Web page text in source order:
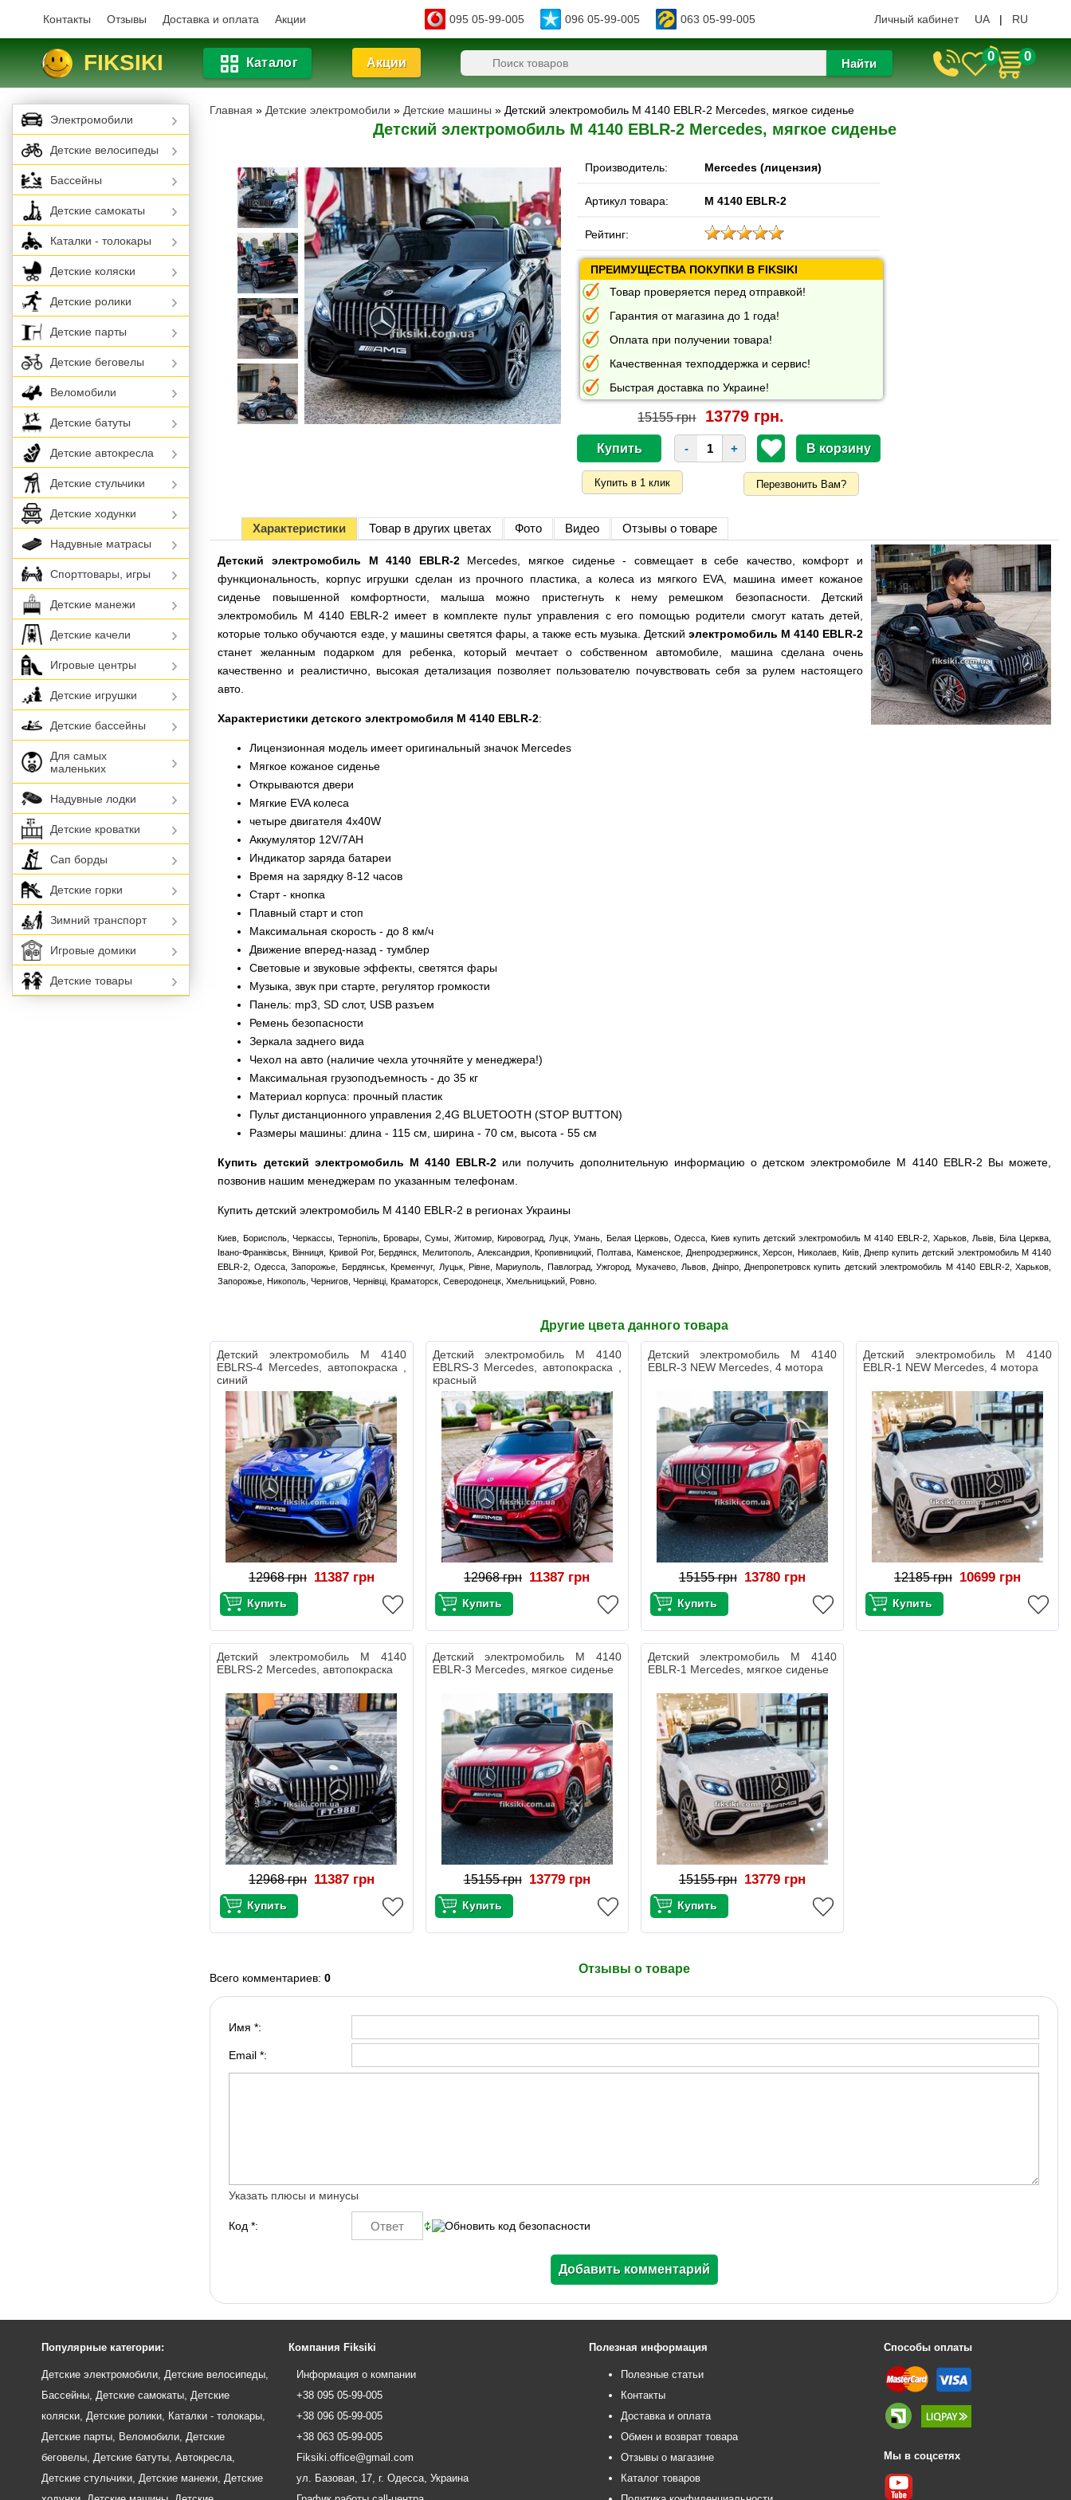
Контакты Отзывы Доставка и оплата Акции 095 05-99-005 096 05-99-005 063 05-99-005 Личный кабинет UA | RU
FIKSIKI Каталог Акции Найти 0 0
Главная » Детские электромобили » Детские машины » Детский электромобиль M 4140 EBLR-2 Mercedes, мягкое сиденье
Детский электромобиль M 4140 EBLR-2 Mercedes, мягкое сиденье
Производитель: Mercedes (лицензия)
Артикул товара: M 4140 EBLR-2
Рейтинг:
ПРЕИМУЩЕСТВА ПОКУПКИ В FIKSIKI
Товар проверяется перед отправкой!
Гарантия от магазина до 1 года!
Оплата при получении товара!
Качественная техподдержка и сервис!
Быстрая доставка по Украине!
15155 грн 13779 грн.
- +
Перезвонить Вам?
Характеристики Товар в других цветах Фото Видео Отзывы о товаре
Детский электромобиль M 4140 EBLR-2Mercedes, мягкое сиденье - совмещает в себе качество, комфорт и
функциональность, корпус игрушки сделан из прочного пластика, а колеса из мягкого EVA, машина имеет кожаное
сиденье повышенной комфортности, малыша можно пристегнуть к нему ремешком безопасности. Детский
электромобиль M 4140 EBLR-2 имеет в комплекте пульт управления с его помощью родители смогут катать детей,
которые только обучаются езде, у машины светятся фары, а также есть музыка. Детский электромобиль M 4140 EBLR-2
станет желанным подарком для ребенка, который мечтает о собственном автомобиле, машина сделана очень
качественно и реалистично, высокая детализация позволяет пользователю почувствовать себя за рулем настоящего
авто.
Характеристики детского электромобиля M 4140 EBLR-2:
Лицензионная модель имеет оригинальный значок Mercedes
Мягкое кожаное сиденье
Открываются двери
Мягкие EVA колеса
четыре двигателя 4х40W
Аккумулятор 12V/7AH
Индикатор заряда батареи
Время на зарядку 8-12 часов
Старт - кнопка
Плавный старт и стоп
Максимальная скорость - до 8 км/ч
Движение вперед-назад - тумблер
Световые и звуковые эффекты, светятся фары
Музыка, звук при старте, регулятор громкости
Панель: mp3, SD слот, USB разъем
Ремень безопасности
Зеркала заднего вида
Чехол на авто (наличие чехла уточняйте у менеджера!)
Максимальная грузоподъемность - до 35 кг
Материал корпуса: прочный пластик
Пульт дистанционного управления 2,4G BLUETOOTH (STOP BUTTON)
Размеры машины: длина - 115 см, ширина - 70 см, высота - 55 см
Купить детский электромобиль M 4140 EBLR-2 или получить дополнительную информацию о детском электромобиле M 4140 EBLR-2 Вы можете,
позвонив нашим менеджерам по указанным телефонам.
Купить детский электромобиль M 4140 EBLR-2 в регионах Украины
Киев, Борисполь, Черкассы, Тернопіль, Бровары, Сумы, Житомир, Кировоград, Луцк, Умань, Белая Церковь, Одесса, Киев купить детский электромобиль M 4140 EBLR-2, Харьков, Львів, Біла Церква,
Івано-Франківськ, Вінниця, Кривой Рог, Бердянск, Мелитополь, Александрия, Кропивницкий, Полтава, Каменское, Днепродзержинск, Херсон, Николаев, Київ, Днепр купить детский электромобиль M 4140
EBLR-2, Одесса, Запорожье, Бердянськ, Кременчуг, Луцьк, Рівне, Мариуполь, Павлоград, Ужгород, Мукачево, Львов, Дніпро, Днепропетровск купить детский электромобиль M 4140 EBLR-2, Харьков,
Запорожье, Никополь, Чернигов, Чернівці, Краматорск, Северодонецк, Хмельницький, Ровно.
Другие цвета данного товара
Детский электромобиль M 4140
EBLRS-4 Mercedes, автопокраска ,
синий
12968 грн 11387 грн
Детский электромобиль M 4140
EBLRS-3 Mercedes, автопокраска ,
красный
12968 грн 11387 грн
Детский электромобиль M 4140
EBLR-3 NEW Mercedes, 4 мотора
15155 грн 13780 грн
Детский электромобиль M 4140
EBLR-1 NEW Mercedes, 4 мотора
12185 грн 10699 грн
Детский электромобиль M 4140
EBLRS-2 Mercedes, автопокраска
12968 грн 11387 грн
Детский электромобиль M 4140
EBLR-3 Mercedes, мягкое сиденье
15155 грн 13779 грн
Детский электромобиль M 4140
EBLR-1 Mercedes, мягкое сиденье
15155 грн 13779 грн
Отзывы о товаре
Всего комментариев:0
Имя *:
Email *:
Указать плюсы и минусы
Код *:
Электромобили
Детские велосипеды
Бассейны
Детские самокаты
Каталки - толокары
Детские коляски
Детские ролики
Детские парты
Детские беговелы
Веломобили
Детские батуты
Детские автокресла
Детские стульчики
Детские ходунки
Надувные матрасы
Спорттовары, игры
Детские манежи
Детские качели
Игровые центры
Детские игрушки
Детские бассейны
Для самых
маленьких
Надувные лодки
Детские кроватки
Сап борды
Детские горки
Зимний транспорт
Игровые домики
Детские товары
Популярные категории:
Детские электромобили Детские велосипеды
Бассейны Детские самокаты Детские
коляски Детские ролики Каталки - толокары
Детские парты Веломобили Детские
беговелы Детские батуты Автокресла
Детские стульчики Детские манежи Детские
Компания Fiksiki
Информация о компании
+38 095 05-99-005
+38 096 05-99-005
+38 063 05-99-005
Fiksiki.office@gmail.com
ул. Базовая, 17, г. Одесса, Украина
Полезная информация
Полезные статьи
Контакты
Доставка и оплата
Обмен и возврат товара
Отзывы о магазине
Каталог товаров
Способы оплаты
Мы в соцсетях